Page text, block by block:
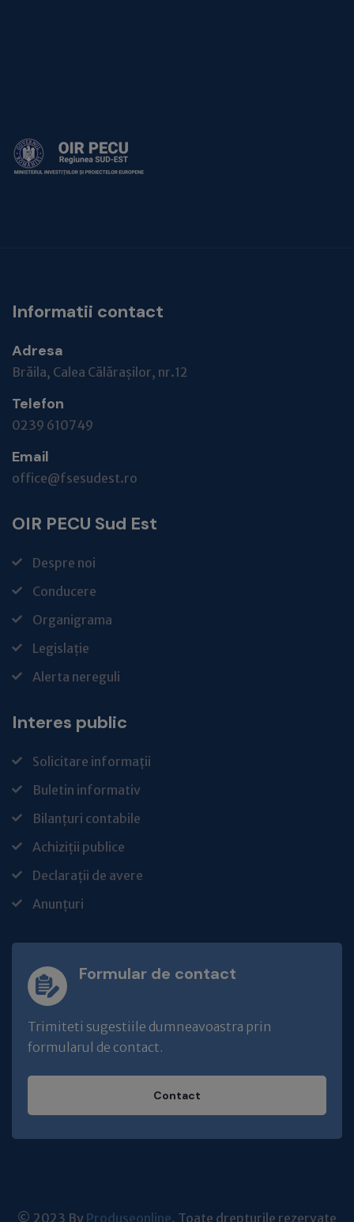
Informatii contact
Adresa
Brăila, Calea Călărașilor, nr.12
Telefon
0239 610749
Email
office@fsesudest.ro
OIR PECU Sud Est
Despre noi
Conducere
Organigrama
Legislație
Alerta nereguli
Interes public
Solicitare informații
Buletin informativ
Bilanțuri contabile
Achiziții publice
Declarații de avere
Anunțuri
Formular de contact
Trimiteti sugestiile dumneavoastra prin
formularul de contact.
Contact
© 2023 By Produseonline. Toate drepturile rezervate